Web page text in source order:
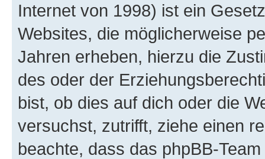
Internet von 1998) ist ein
Websites, die möglicherweise
Jahren erheben, hierzu die
des oder der
bist, ob dies auf dich oder die
versuchst, zutrifft, ziehe einen
beachte, dass das phpBB-